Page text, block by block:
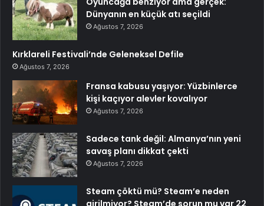
Dünyanın en küçük atı seçildi
Ağustos 7, 2026
Kırklareli Festivali’nde Geleneksel Defile
Ağustos 7, 2026
Fransa kabusu yaşıyor: Yüzbinlerce
kişi kaçıyor alevler kovalıyor
Ağustos 7, 2026
Sadece tank değil: Almanya’nın yeni
savaş planı dikkat çekti
Ağustos 7, 2026
Steam çöktü mü? Steam’e neden
girilmiyor? Steam’de sorun mu var 22